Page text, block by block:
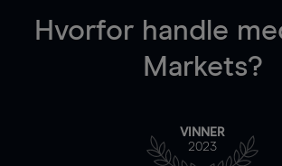
Hvorfor handle
Markets?
VINNER
2023